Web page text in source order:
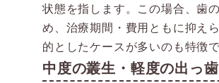
状態を指します。この場合、歯
め、治療期間・費用ともに抑え
的としたケースが多いのも特徴で
中度の叢生・軽度の出っ